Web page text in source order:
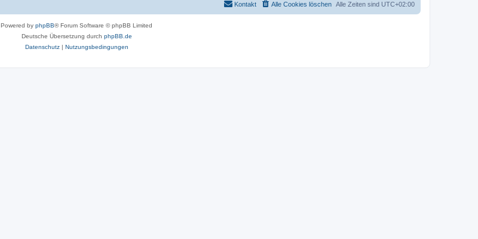
Alle Zeiten sind UTC+02:00
Alle Cookies löschen
Kontakt
Powered by phpBB® Forum Software © phpBB Limited
Deutsche Übersetzung durch phpBB.de
Datenschutz| Nutzungsbedingungen